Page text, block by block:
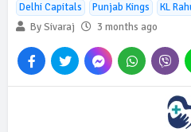
Delhi Capitals Punjab Kings KL
By Sivaraj
3 months ago